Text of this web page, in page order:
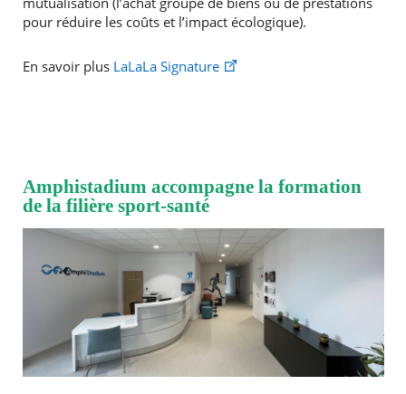
pour réduire les coûts et l’impact écologique).
En savoir plus LaLaLa Signature
Amphistadium accompagne la formation
de la filière sport-santé